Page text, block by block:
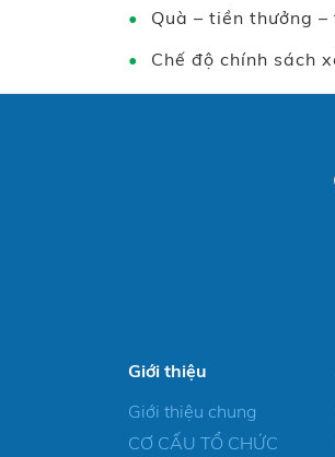
Quà – tiền thưởng
Chế độ chính sách
Giới thiệu
Giới thiệu chung
CƠ CẤU TỔ CHỨC